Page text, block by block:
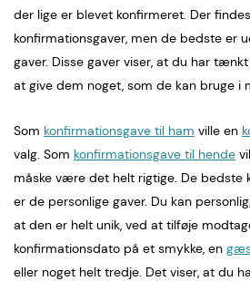
der lige er blevet konfirmeret. Der
konfirmationsgaver, men de bedste er
gaver. Disse gaver viser, at du har
at give dem noget, som de kan bruge i
Som konfirmationsgave til ham ville en
valg. Som konfirmationsgave til hende
måske være det helt rigtige. De bedste
er de personlige gaver. Du kan
at den er helt unik, ved at tilføje
konfirmationsdato på et smykke, en
eller noget helt tredje. Det viser, at du